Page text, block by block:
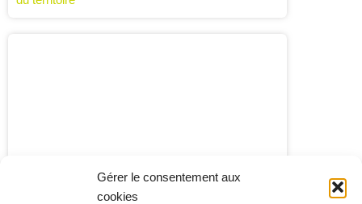
Gérer le consentement aux
cookies